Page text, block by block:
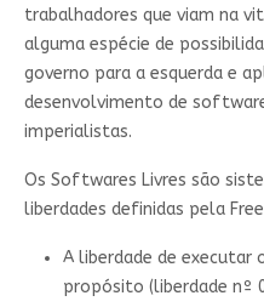
trabalhadores que viam na
alguma espécie de
governo para a esquerda e
desenvolvimento de
imperialistas.
Os Softwares Livres são
liberdades definidas pela
A liberdade de executar
propósito (liberdade nº